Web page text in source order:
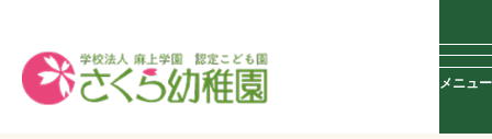
メニュー